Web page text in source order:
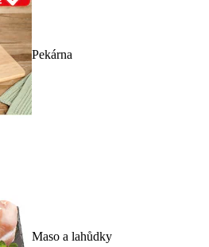
Pekárna
Maso a lahůdky